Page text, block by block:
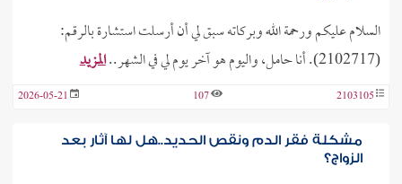
السلام عليكم ورحمة الله وبركاته سبق لي أن أرسلت استشارة بالرقم:
(2102717). أنا حامل، واليوم هو آخر يوم لي في الشهر..
المزيد
2103105
107
2026-05-21
مشكلة فقر الدم ونقص الحديد..هل لها آثار بعد
الزواج؟